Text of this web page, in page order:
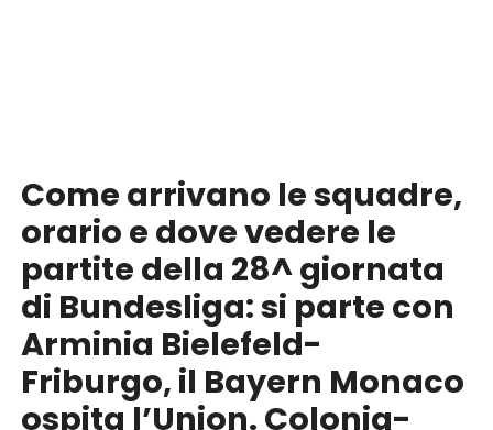
Come arrivano le squadre,
orario e dove vedere le
partite della 28^ giornata
di Bundesliga: si parte con
Arminia Bielefeld-
Friburgo, il Bayern Monaco
ospita l’Union. Colonia-